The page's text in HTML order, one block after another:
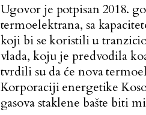
Ugovor je potpisan 2018.
termoelektrana, sa
koji bi se koristili u
vlada, koju je predvodila
tvrdili su da će nova
Korporaciji energetike
gasova staklene bašte biti